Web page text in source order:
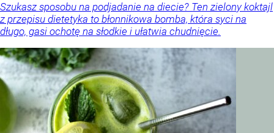
Szukasz sposobu na podjadanie na diecie? Ten zielony koktajl
z przepisu dietetyka to błonnikowa bomba, która syci na
długo, gasi ochotę na słodkie i ułatwia chudnięcie.